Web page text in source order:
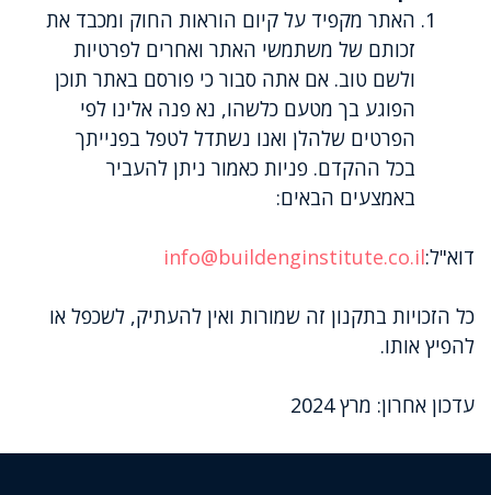
האתר מקפיד על קיום הוראות החוק ומכבד את
זכותם של משתמשי האתר ואחרים לפרטיות
ולשם טוב. אם אתה סבור כי פורסם באתר תוכן
הפוגע בך מטעם כלשהו, נא פנה אלינו לפי
הפרטים שלהלן ואנו נשתדל לטפל בפנייתך
בכל ההקדם. פניות כאמור ניתן להעביר
באמצעים הבאים:
דוא"ל:info@buildenginstitute.co.il
כל הזכויות בתקנון זה שמורות ואין להעתיק, לשכפל או
להפיץ אותו.
עדכון אחרון: מרץ 2024